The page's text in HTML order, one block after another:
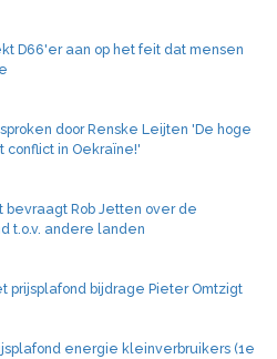
D66'er aan op het feit dat mensen
door Renske Leijten 'De hoge
conflict in Oekraïne!'
bevraagt Rob Jetten over de
t.o.v. andere landen
prijsplafond bijdrage Pieter Omtzigt
energie kleinverbruikers (1e